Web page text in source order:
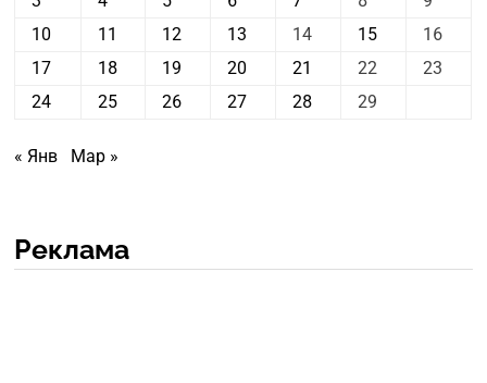
10
11 12 13 14 15
16
17
18 19 20 21 22
23
24
25 26 27 28 29
« Янв Мар »
Реклама